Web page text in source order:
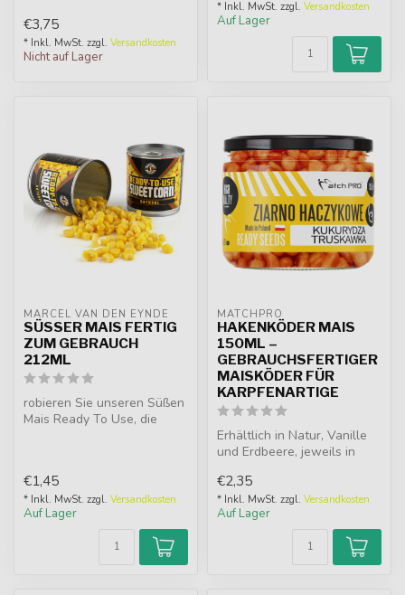
€3,75
* Inkl. MwSt. zzgl. Versandkosten
Nicht auf Lager
* Inkl. MwSt. zzgl. Versandkosten
Auf Lager
MARCEL VAN DEN EYNDE
SÜSSER MAIS FERTIG Z
UM GEBRAUCH 2
12ML
robieren Sie unseren Süßen
Mais Ready To Use, die
€1,45
* Inkl. MwSt. zzgl. Versandkosten
Auf Lager
MATCHPRO
HAKENKÖDER MAIS
150ML –
GEBRAUCHSFERTIGER
MAISKÖDER FÜR
KARPFENARTIGE
Erhältlich in Natur, Vanille
und Erdbeere, jeweils in
M...
€2,35
* Inkl. MwSt. zzgl. Versandkosten
Auf Lager